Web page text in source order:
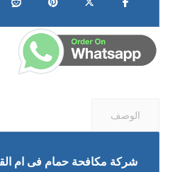
الوصف
شركة مكافحة حمام فى ام